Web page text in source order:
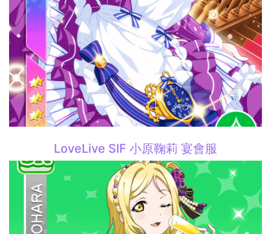
LoveLive SIF 小原鞠莉 宴會服